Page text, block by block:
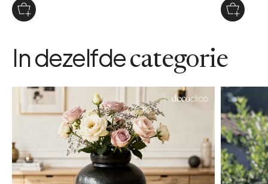
In dezelfdecategorie